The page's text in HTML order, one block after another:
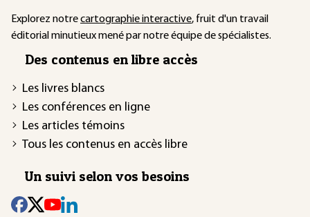
Explorez notrecartographie interactive, fruit d'un travail
éditorial minutieux mené par notre équipe de spécialistes.
Des contenus en libre accès
Les livres blancs
Les conférences en ligne
Les articles témoins
Tous les contenus en accès libre
Un suivi selon vos besoins